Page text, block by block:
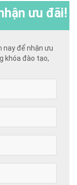
ưu đãi!
nay để nhận ưu
khóa đào tạo,